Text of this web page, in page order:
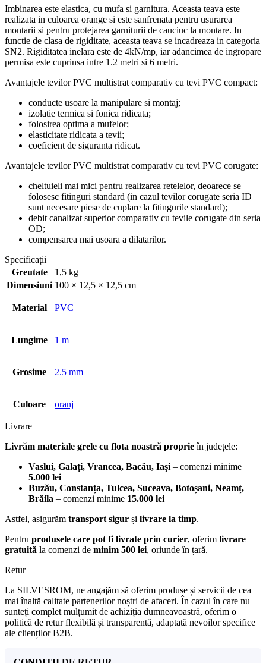
Imbinarea este elastica, cu mufa si garnitura. Aceasta teava este
realizata in culoarea orange si este sanfrenata pentru usurarea
montarii si pentru protejarea garniturii de cauciuc la montare. In
functie de clasa de rigiditate, aceasta teava se incadreaza in categoria
SN2. Rigiditatea inelara este de 4kN/mp, iar adancimea de ingropare
permisa este cuprinsa intre 1.2 metri si 6 metri.
Avantajele tevilor PVC multistrat comparativ cu tevi PVC compact:
conducte usoare la manipulare si montaj;
izolatie termica si fonica ridicata;
folosirea optima a mufelor;
elasticitate ridicata a tevii;
coeficient de siguranta ridicat.
Avantajele tevilor PVC multistrat comparativ cu tevi PVC corugate:
cheltuieli mai mici pentru realizarea retelelor, deoarece se
folosesc fitinguri standard (in cazul tevilor corugate seria ID
sunt necesare piese de cuplare la fitingurile standard);
debit canalizat superior comparativ cu tevile corugate din seria
OD;
compensarea mai usoara a dilatarilor.
Specificații
Greutate
1,5 kg
Dimensiuni 100 × 12,5 × 12,5 cm
Material PVC
Lungime 1 m
Grosime 2.5 mm
Culoare oranj
Livrare
Livrăm materiale grele cu flota noastră proprieîn județele:
Vaslui, Galați, Vrancea, Bacău, Iași– comenzi minime
5.000 lei
Buzău, Constanța, Tulcea, Suceava, Botoșani, Neamț,
Brăila – comenzi minime 15.000 lei
Astfel, asigurăm transport sigur și livrare la timp.
Pentru produsele care pot fi livrate prin curier, oferim livrare
gratuită la comenzi de minim 500 lei, oriunde în țară.
Retur
La SILVESROM, ne angajăm să oferim produse și servicii de cea
mai înaltă calitate partenerilor noștri de afaceri. În cazul în care nu
sunteți complet mulțumit de achiziția dumneavoastră, oferim o
politică de retur flexibilă și transparentă, adaptată nevoilor specifice
ale clienților B2B.